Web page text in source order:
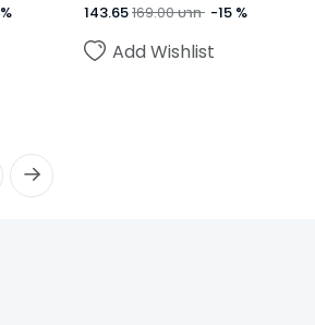
% 143.65169.00บาท -15 %
Add Wishlist